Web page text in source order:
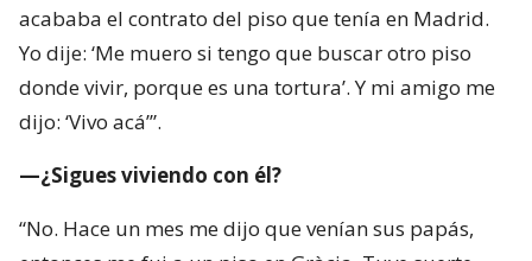
acababa el contrato del piso que tenía en Madrid.
Yo dije: ‘Me muero si tengo que buscar otro piso
donde vivir, porque es una tortura’. Y mi amigo me
dijo: ‘Vivo acá’”.
—¿Sigues viviendo con él?
“No. Hace un mes me dijo que venían sus papás,